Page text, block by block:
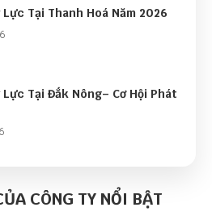
Tại Thanh Hoá Năm 2026
Lực Tại Đắk Nông– Cơ Hội Phát
Từ Làn Sóng Đầu Tư Công
CÔNG TY NỔI BẬT